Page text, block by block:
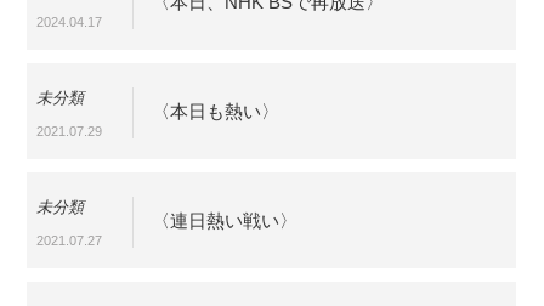
2024.04.17
未分類
2021.07.29
〈本日も熱い〉
未分類
2021.07.27
〈連日熱い戦い〉